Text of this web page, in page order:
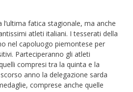
l’ultima fatica stagionale, ma anche
atleti italiani. I tesserati della
nel capoluogo piemontese per
Parteciperanno gli atleti
compresi tra la quinta e la
anno la delegazione sarda
comprese anche quelle